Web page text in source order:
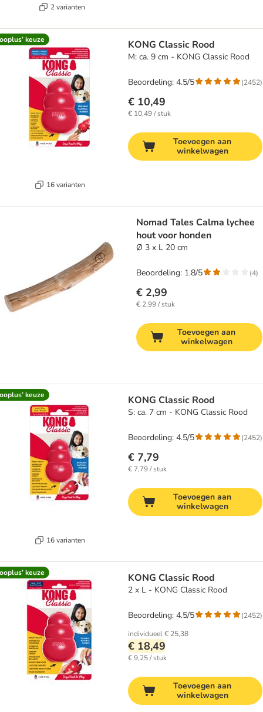
2 varianten
keuze
16 varianten
KONG Classic Rood
M: ca. 9 cm - KONG Classic Rood
€ 10,49
€ 10,49 / stuk
Beoordeling: 4.5/5 (2452)
Toevoegen aan
winkelwagen
Nomad Tales Calma lychee
hout voor honden
Ø 3 x L 20 cm
€ 2,99
€ 2,99 / stuk
Beoordeling: 1.8/5 (4)
Toevoegen aan
winkelwagen
keuze
16 varianten
KONG Classic Rood
S: ca. 7 cm - KONG Classic Rood
€ 7,79
€ 7,79 / stuk
Beoordeling: 4.5/5 (2452)
Toevoegen aan
winkelwagen
keuze KONG Classic Rood
2 x L - KONG Classic Rood
individueel€ 25,38
€ 18,49
€ 9,25 / stuk
Beoordeling: 4.5/5 (2452)
Toevoegen aan
winkelwagen